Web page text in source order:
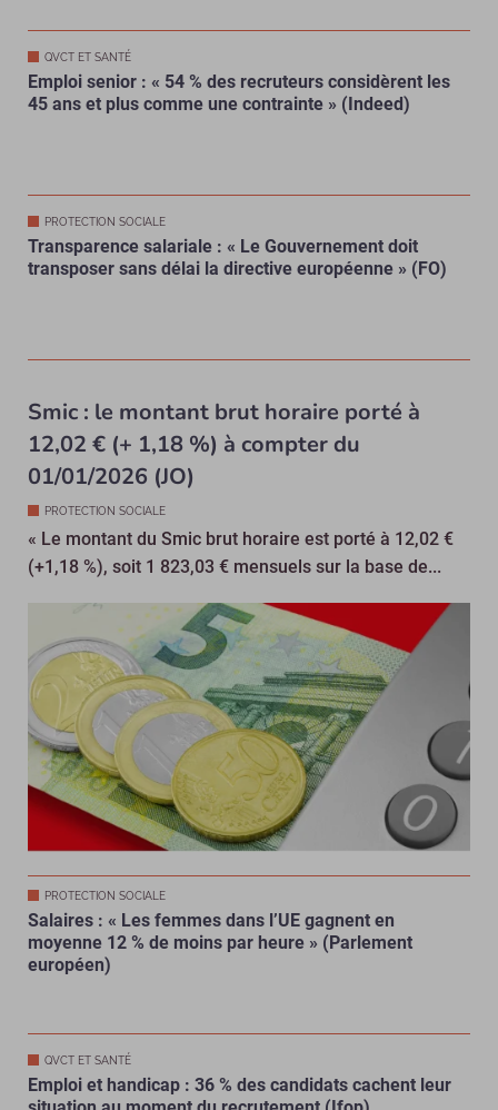
QVCT ET SANTÉ
Emploi senior : « 54 % des recruteurs considèrent les
45 ans et plus comme une contrainte » (Indeed)
PROTECTION SOCIALE
Transparence salariale : « Le Gouvernement doit
transposer sans délai la directive européenne » (FO)
Smic : le montant brut horaire porté à
12,02 € (+ 1,18 %) à compter du
01/01/2026 (JO)
PROTECTION SOCIALE
« Le montant du Smic brut horaire est porté à 12,02 €
(+1,18 %), soit 1 823,03 € mensuels sur la base de...
PROTECTION SOCIALE
Salaires : « Les femmes dans l’UE gagnent en
moyenne 12 % de moins par heure » (Parlement
européen)
QVCT ET SANTÉ
Emploi et handicap : 36 % des candidats cachent leur